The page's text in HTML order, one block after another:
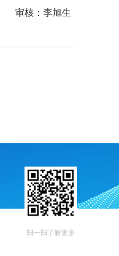
审核：李旭生
扫一扫了解更多